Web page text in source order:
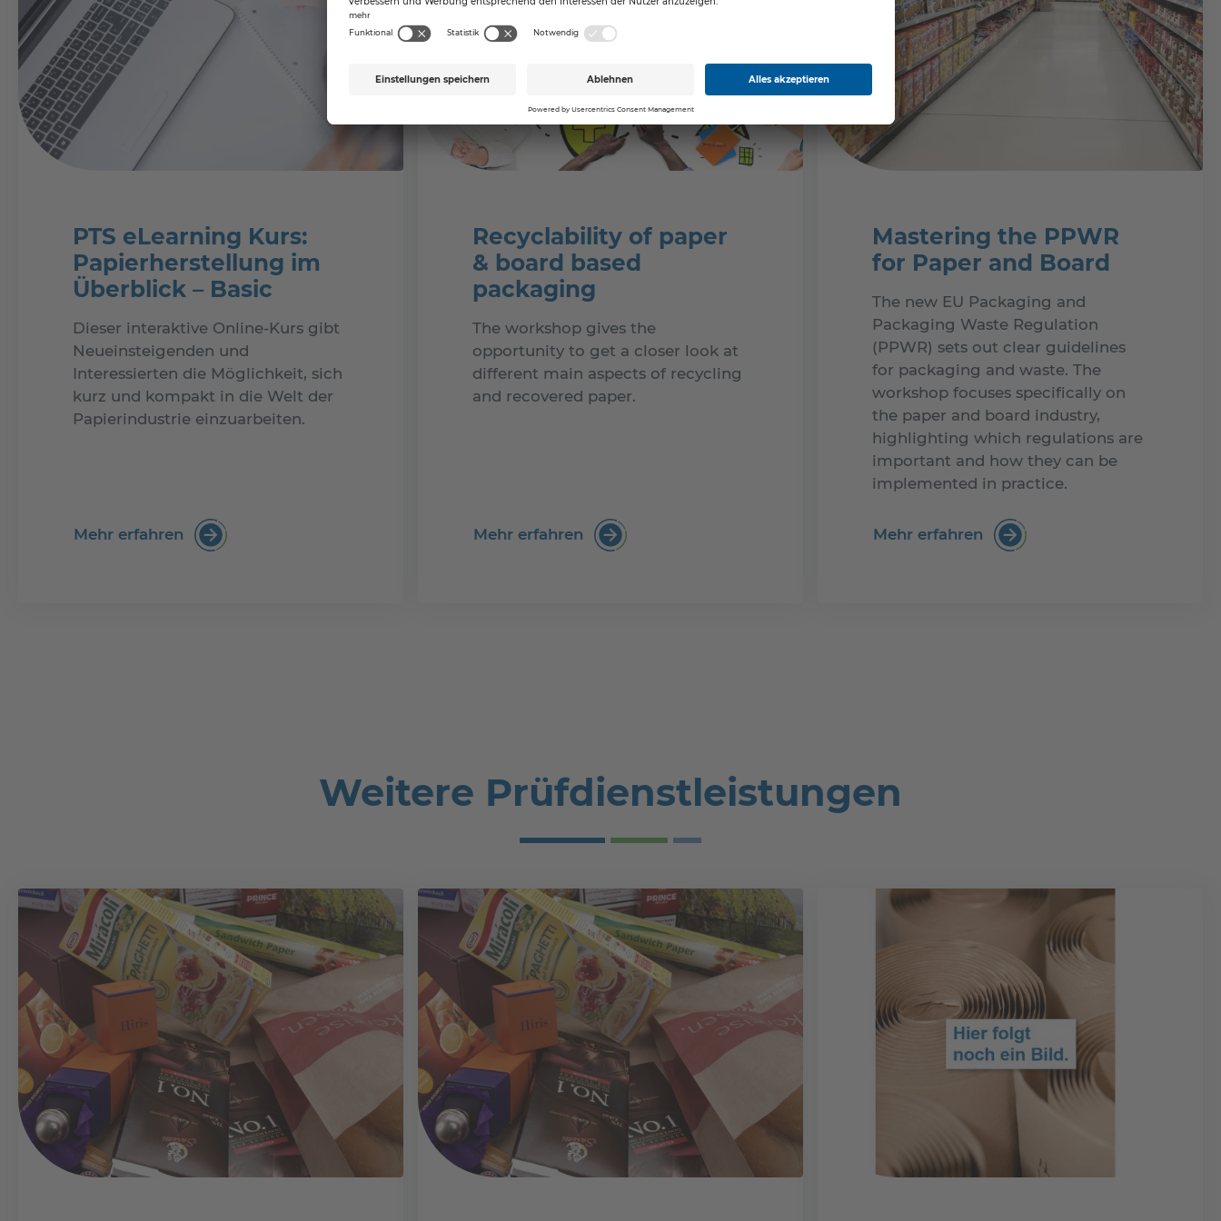
PTS eLearning Kurs:
Papierherstellung im
Überblick – Basic
Dieser interaktive Online-Kurs gibt
Neueinsteigenden und
Interessierten die Möglichkeit, sich
kurz und kompakt in die Welt der
Papierindustrie einzuarbeiten.
Mehr erfahren :PTS eLearning Kurs: Papierherstellung im Überblick – Basic
Recyclability of paper
& board based
packaging
The workshop gives the
opportunity to get a closer look at
different main aspects of recycling
and recovered paper.
Mehr erfahren :Recyclability of paper & board based packaging
Mastering the PPWR
for Paper and Board
The new EU Packaging and
Packaging Waste Regulation
(PPWR) sets out clear guidelines
for packaging and waste. The
workshop focuses specifically on
the paper and board industry,
highlighting which regulations are
important and how they can be
implemented in practice.
Mehr erfahren :Mastering the PPWR for
Weitere Prüfdienstleistungen